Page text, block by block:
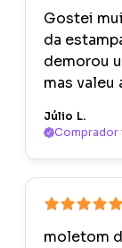
Gostei
da
demorou
mas valeu
Júlio L.
Comprador
moletom